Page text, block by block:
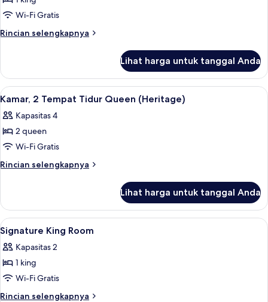
Kamar,
1
King
(Heritage)
Wi-Fi Gratis
Rincian selengkapnya
Rincian
Kamar,
Tempat
King
(Heritage)
Lihat harga untuk tanggal Anda
Lihat
semua
foto
untuk
Kamar,
2
Queen
(Heritage)
Seprai Frette Italia, seprai premium,
2
Kamar, 2 Tempat Tidur Queen (Heritage)
Kapasitas 4
2 queen
Wi-Fi Gratis
Rincian selengkapnya
Rincian
Kamar,
Tempat
Tidur
Queen
(Heritage)
Lihat harga untuk tanggal Anda
Lihat
semua
foto
untuk
Signature
King
Seprai Frette Italia, seprai premium,
4
Signature King Room
Kapasitas 2
1 king
Wi-Fi Gratis
Rincian selengkapnya
Rincian